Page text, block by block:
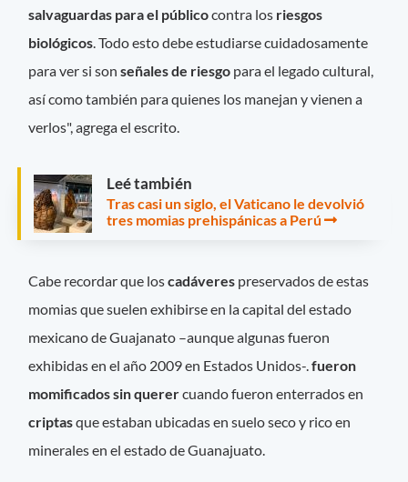
salvaguardas para el públicocontra los riesgos
biológicos. Todo esto debe estudiarse cuidadosamente
para ver si sonseñales de riesgo para el legado cultural,
así como también para quienes los manejan y vienen a
verlos", agrega el escrito.
Leé también
Tras casi un siglo, el Vaticano le devolvió
tres momias prehispánicas a Perú
Cabe recordar que loscadáveres preservados de estas
momias que suelen exhibirse en la capital del estado
mexicano de Guajanato –aunque algunas fueron
exhibidas en el año 2009 en Estados Unidos-.fueron
momificados sin querercuando fueron enterrados en
criptasque estaban ubicadas en suelo seco y rico en
minerales en el estado de Guanajuato.